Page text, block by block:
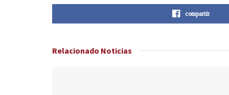
compartir
Relacionado Noticias